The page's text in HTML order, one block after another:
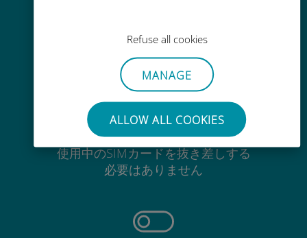
Refuse all cookies
MANAGE
ALLOW ALL COOKIES
可能
手間いらず
使用中のSIMカードを抜き差しする
必要はありません